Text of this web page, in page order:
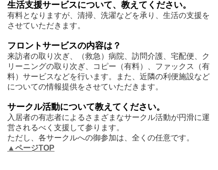
生活支援サービスについて、教えてください。
有料となりますが、清掃、洗濯などを承り、生活の支援を
させていただきます。
フロントサービスの内容は？
来訪者の取り次ぎ、（救急）病院、訪問介護、宅配便、ク
リーニングの取り次ぎ、コピー（有料）、ファックス（有
料）サービスなどを行います。また、近隣の利便施設など
についての情報提供をさせていただきます。
サークル活動について教えてください。
入居者の有志者によるさまざまなサークル活動が円滑に運
営されるべく支援して参ります。
ただし、各サークルへの御参加は、全くの任意です。
▲ページTOP